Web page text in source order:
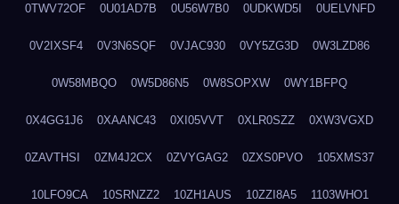
0TWV72OF 0U01AD7B 0U56W7B0 0UDKWD5I 0UELVNFD
0V2IXSF4 0V3N6SQF 0VJAC930 0VY5ZG3D 0W3LZD86
0W58MBQO 0W5D86N5 0W8SOPXW 0WY1BFPQ
0X4GG1J6 0XAANC43 0XI05VVT 0XLR0SZZ 0XW3VGXD
0ZAVTHSI 0ZM4J2CX 0ZVYGAG2 0ZXS0PVO 105XMS37
10LFO9CA 10SRNZZ2 10ZH1AUS 10ZZI8A5 1103WHO1